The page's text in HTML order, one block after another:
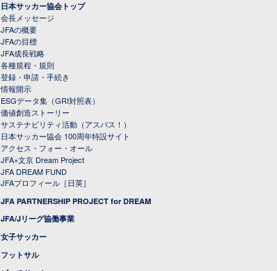
日本サッカー協会トップ
会長メッセージ
JFAの概要
JFAの目標
JFA成長戦略
各種規程・規則
登録・申請・手続き
情報開示
ESGデータ集（GRI対照表）
価値創造ストーリー
サステナビリティ活動（アスパス！）
日本サッカー協会 100周年特設サイト
アクセス・フォー・オール
JFA×文京 Dream Project
JFA DREAM FUND
JFAプロフィール［日英］
JFA PARTNERSHIP PROJECT for DREAM
JFA/Jリーグ協働事業
女子サッカー
フットサル